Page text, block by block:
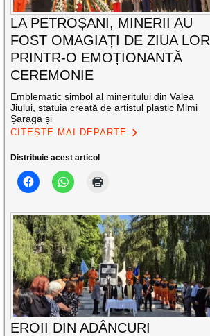
LA PETROȘANI, MINERII AU
FOST OMAGIAȚI DE ZIUA LOR
PRINTR-O EMOȚIONANTĂ
CEREMONIE
Emblematic simbol al mineritului din Valea
Jiului, statuia creată de artistul plastic Mimi
Șaraga și
CITEȘTE MAI DEPARTE
Distribuie acest articol
EROII DIN ADÂNCURI